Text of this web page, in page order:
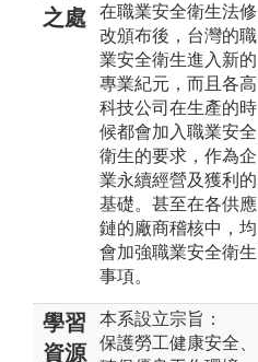
之處
在職業安全衛生法修
改頒布後，台灣的職
業安全衛生進入新的
專業紀元，而且各高
科技公司在生產的時
候都會加入職業安全
衛生的要求，作為企
業永續經營及獲利的
基礎。甚至在各供應
鏈的廠商稽核中，均
會加強職業安全衛生
事項。
學習
資源
本系設立宗旨：
保護勞工健康安全、